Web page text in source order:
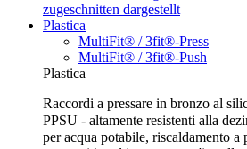
Plastica
MultiFit® / 3fit®-Press
MultiFit® / 3fit®-Push
Plastica
Raccordi a pressare in bronzo al
PPSU - altamente resistenti alla
per acqua potabile, riscaldamento